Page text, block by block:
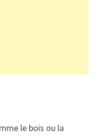
le bois ou la